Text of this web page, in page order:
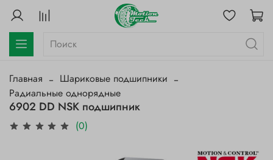
Главная
Шариковые подшипники
Радиальные однорядные
6902 DD NSK подшипник
(0)